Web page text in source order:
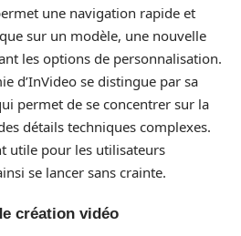
une navigation rapide et
sur un modèle, une nouvelle
les options de personnalisation.
d’InVideo se distingue par sa
permet de se concentrer sur la
détails techniques complexes.
utile pour les utilisateurs
se lancer sans crainte.
création vidéo